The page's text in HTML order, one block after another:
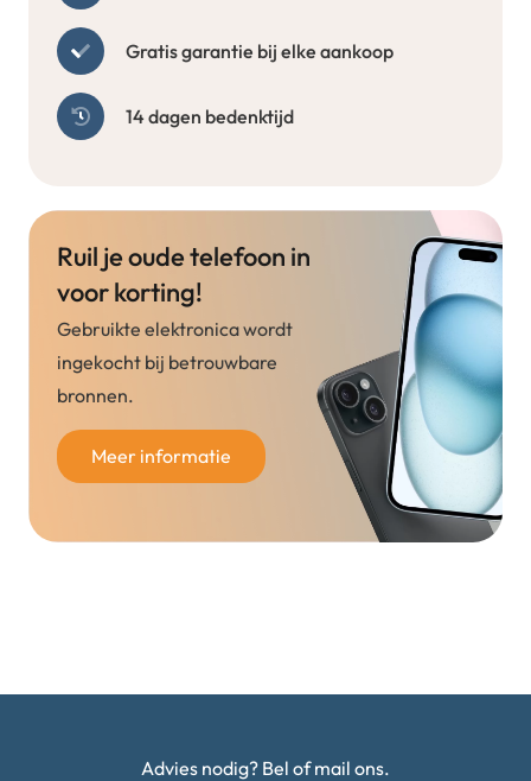
Gratis garantie bij elke aankoop
14 dagen bedenktijd
Ruil je oude telefoon in
voor korting!
Gebruikte elektronica wordt
ingekocht bij betrouwbare
bronnen.
Meer informatie
Advies nodig? Bel of mail ons.